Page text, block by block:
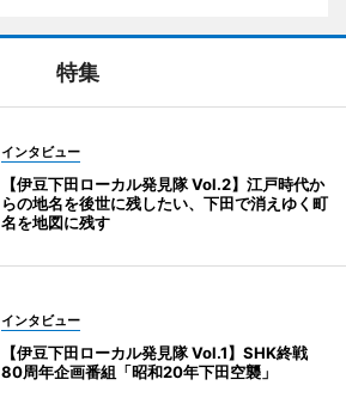
特集
インタビュー
【伊豆下田ローカル発見隊 Vol.2】江戸時代か
らの地名を後世に残したい、下田で消えゆく町
名を地図に残す
インタビュー
【伊豆下田ローカル発見隊 Vol.1】SHK終戦
80周年企画番組「昭和20年下田空襲」